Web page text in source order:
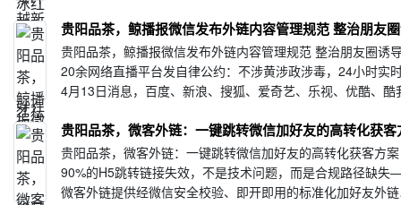
贵阳品茶，鲸播报微信发布外链内容管理规范 整治朋友
贵阳品茶，鲸播报微信发布外链内容管理规范 整治朋友圈诱
20余网络直播平台发自律公约：不涉黄涉政涉毒，24小时实
4月13日消息，百度、新浪、搜狐、爱奇艺、乐视、优酷、酷
贵阳品茶，微客外链：一键跳转微信加好友的高转化获客
贵阳品茶，微客外链：一键跳转微信加好友的高转化获客方案
90%的H5跳转链接失效，不是技术问题，而是合规路径缺
微客外链提供经微信安全校验、即开即用的标准化加好友外